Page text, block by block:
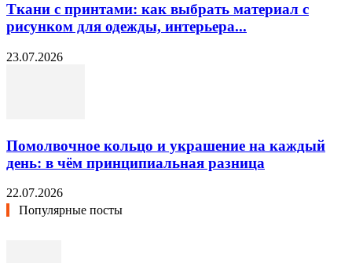
Ткани с принтами: как выбрать материал с
рисунком для одежды, интерьера...
23.07.2026
Помолвочное кольцо и украшение на каждый
день: в чём принципиальная разница
22.07.2026
Популярные посты